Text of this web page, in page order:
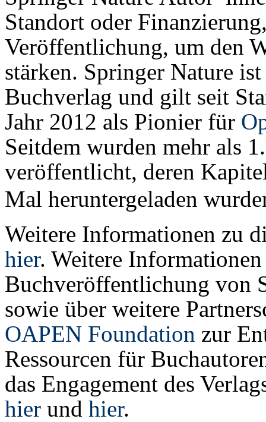
Standort oder
Veröffentlichung, um den
stärken. Springer Nature
Buchverlag und gilt seit
Jahr 2012 als Pionier für
Seitdem wurden mehr als
veröffentlicht, deren
Mal heruntergeladen
Weitere Informationen zu
hier. Weitere
Buchveröffentlichung von
sowie über weitere
OAPEN Foundation zur
Ressourcen für
das Engagement des
hier und hier.